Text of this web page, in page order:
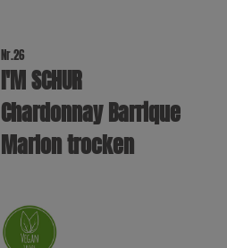
Nr.26
I′M SCHUR
Chardonnay Barrique
Marlon trocken